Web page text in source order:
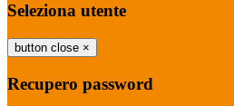
Seleziona utente
button close ×
Recupero password